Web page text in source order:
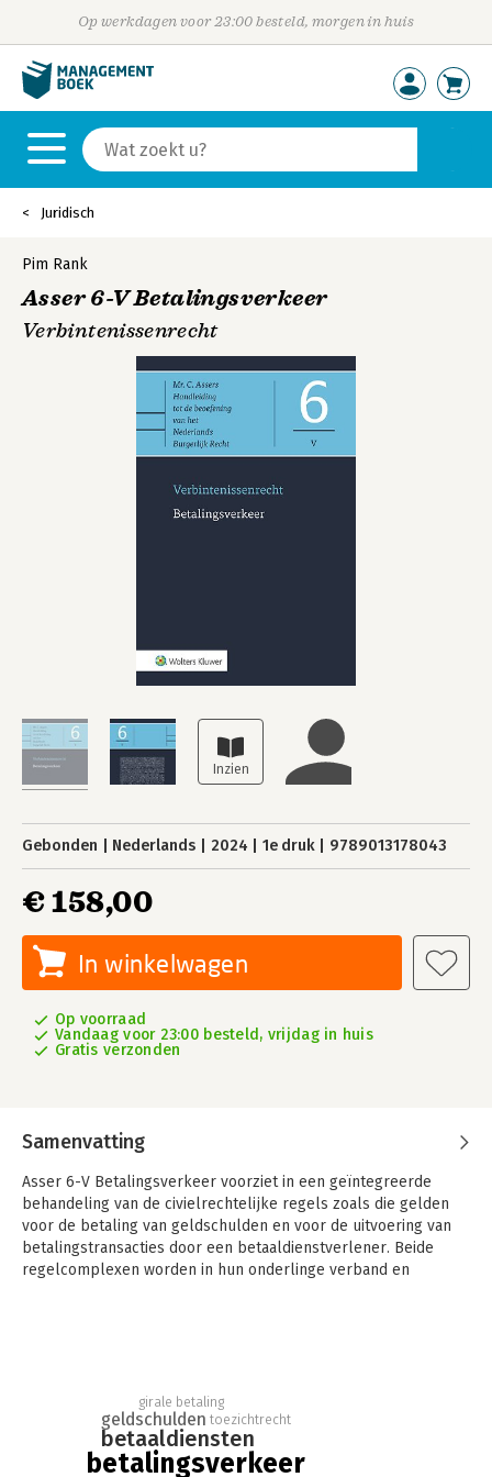
Op werkdagen voor 23:00 besteld, morgen in huis
Juridisch
Pim Rank
Asser 6-V Betalingsverkeer
Verbintenissenrecht
Gebonden Nederlands 2024 1e druk 9789013178043
€ 158,00
In winkelwagen
Op voorraad
Vandaag voor 23:00 besteld, vrijdag in huis
Gratis verzonden
Samenvatting
Asser 6-V Betalingsverkeer voorziet in een geïntegreerde
behandeling van de civielrechtelijke regels zoals die gelden
voor de betaling van geldschulden en voor de uitvoering van
betalingstransacties door een betaaldienstverlener. Beide
regelcomplexen worden in hun onderlinge verband en
behandeling van de civielrechtelijke regels zoals die gelden
voor de betaling van geldschulden en voor de uitvoering van
betalingstransacties door een betaaldienstverlener. Bij de
regels voor de betaling van geldschulden gaat het om de
betalingsverkeer
betaaldiensten
geldschulden
girale betaling
toezichtrecht